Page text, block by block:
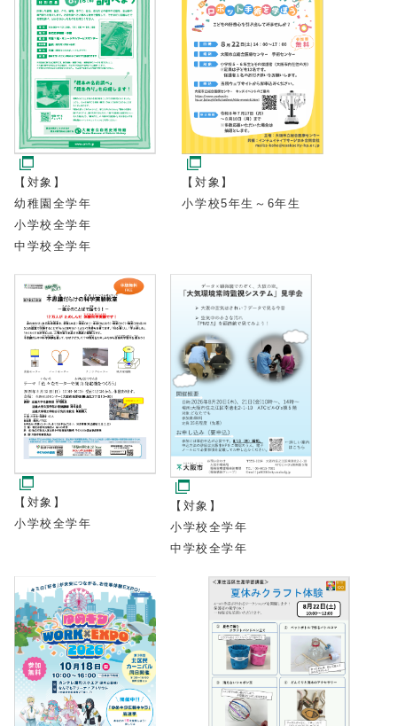
【対象】
幼稚園全学年
小学校全学年
中学校全学年
【対象】
小学校5年生～6年生
【対象】
小学校全学年
【対象】
小学校全学年
中学校全学年